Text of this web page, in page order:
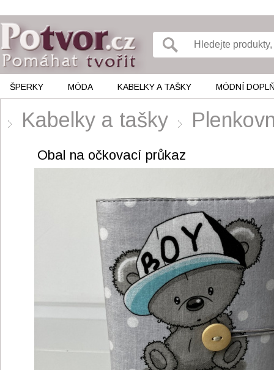
ŠPERKY MÓDA KABELKY A TAŠKY MÓDNÍ
Kabelky a tašky
Obal na očkovací průkaz